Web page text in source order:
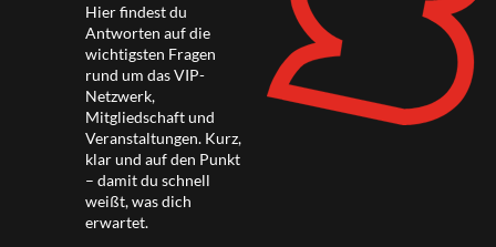
Hier findest du
Antworten auf die
wichtigsten Fragen
rund um das VIP-
Netzwerk,
Mitgliedschaft und
Veranstaltungen. Kurz,
klar und auf den Punkt
– damit du schnell
weißt, was dich
erwartet.